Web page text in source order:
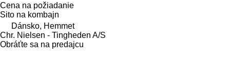
Cena na požiadanie
Sito na kombajn
Dánsko, Hemmet
Chr. Nielsen - Tingheden A/S
Obráťte sa na predajcu